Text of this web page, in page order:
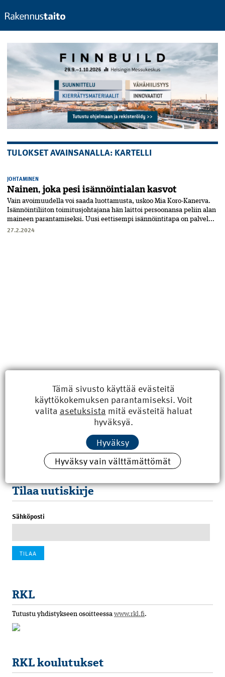
TULOKSET AVAINSANALLA: KARTELLI
JOHTAMINEN
Nainen, joka pesi isännöintialan kasvot
Vain avoimuudella voi saada luottamusta, uskoo Mia Koro-Kanerva.
Isännöintiliiton toimitusjohtajana hän laittoi persoonansa peliin alan
maineen parantamiseksi. Uusi eettisempi isännöintitapa on palvel...
27.2.2024
Uusimmat
100 vuotta sitten: Rajajoen uusi rautatiesilta
4.6.2026 07:00
Tilaa uutiskirje
Sähköposti
RKL
Tutustu yhdistykseen osoitteessa www.rkl.fi.
RKL koulutukset
Tämä sivusto käyttää evästeitä
käyttökokemuksen parantamiseksi. Voit
valita asetuksista mitä evästeitä haluat
hyväksyä.
Hyväksy
Hyväksy vain välttämättömät